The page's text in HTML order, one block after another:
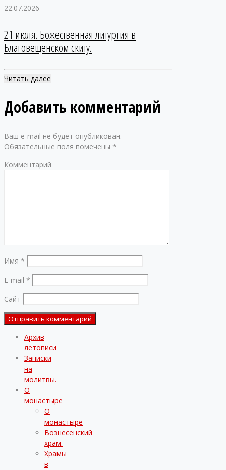
22.07.2026
21 июля. Божественная литургия в
Благовещенском скиту.
Читать далее
Добавить комментарий
Ваш e-mail не будет опубликован.
Обязательные поля помечены *
Комментарий
Имя *
E-mail *
Сайт
Архив
летописи
Записки
на
молитвы.
О
монастыре
О
монастыре
Вознесенский
храм.
Храмы
в